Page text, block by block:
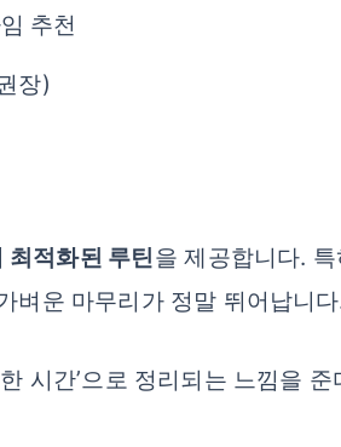
추천
장)
최적화된 루틴을 제공합니다.
벼운 마무리가 정말 뛰어납니
시간’으로 정리되는 느낌을